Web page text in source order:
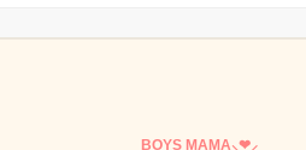
BOYS MAMA⸜❤︎⸝‍